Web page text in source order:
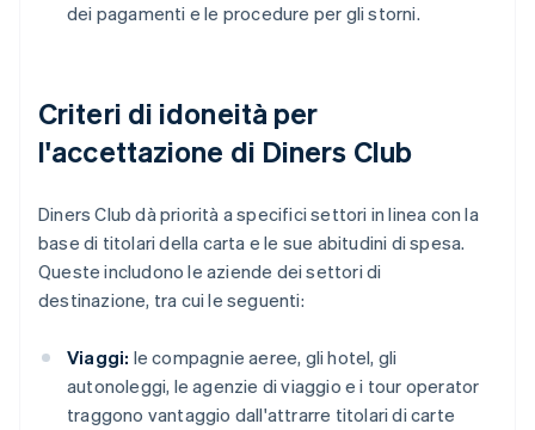
dei pagamenti e le procedure per gli storni.
Criteri di idoneità per
l'accettazione di Diners Club
Diners Club dà priorità a specifici settori in linea con la
base di titolari della carta e le sue abitudini di spesa.
Queste includono le aziende dei settori di
destinazione, tra cui le seguenti:
Viaggi: le compagnie aeree, gli hotel, gli
autonoleggi, le agenzie di viaggio e i tour operator
traggono vantaggio dall'attrarre titolari di carte